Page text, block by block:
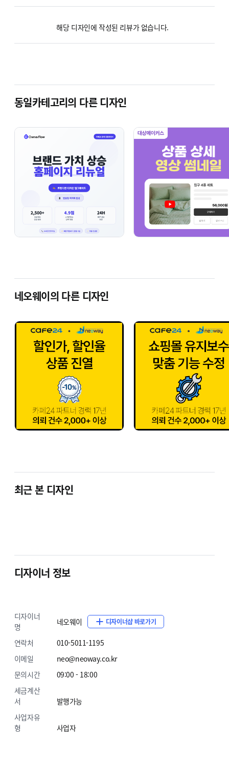
해당 디자인에 작성된 리뷰가 없습니다.
동일카테고리의 다른 디자인
네오웨이의 다른 디자인
최근 본 디자인
디자이너 정보
디자이너
명
네오웨이 디자이너샵 바로가기
연락처
010-5011-1195
이메일
neo@neoway.co.kr
문의시간
09:00 - 18:00
세금계산
서
발행가능
사업자유
형
사업자